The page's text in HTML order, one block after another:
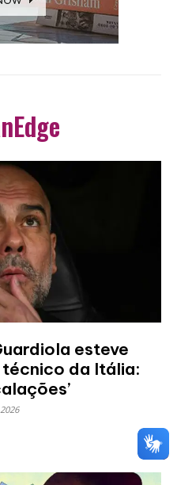
esteve
técnico da Itália: